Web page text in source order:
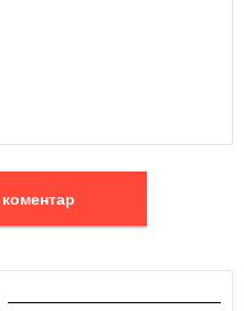
Залишити коментар